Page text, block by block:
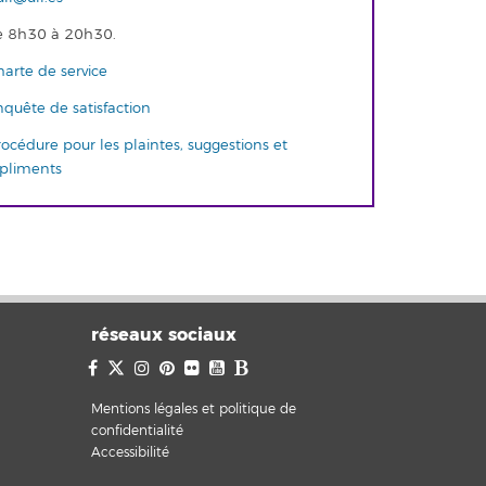
8h30 à 20h30.
de service
de satisfaction
pour les plaintes, suggestions et
réseaux sociaux
Mentions légales et politique de
confidentialité
Accessibilité